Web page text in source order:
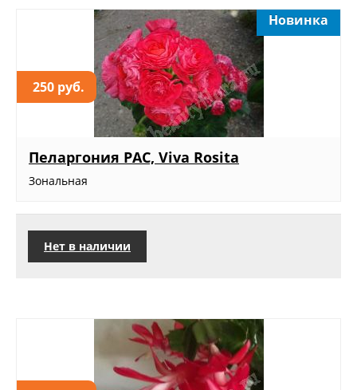
250 руб.
Новинка
Пеларгония PAC, Viva Rosita
Зональная
Нет в наличии